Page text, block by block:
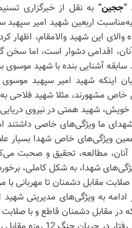
“ججین” به نقل از خبرگزاری
اربعین شهید امیر
والای این شهید والامقام،
اقدامی دشوار است، اما سخن
بنده با شهید موسوی بسیار
اینکه شهید امیر سپهبد
خاص مشهورند، مثلا شهید فلاحی
خویش، شهید همتی در نیروی
ما ویژگی‌های خاصی داشتند
ویژگی‌های خاص شهدا بسیار
آنان، مطالعه، تحقیق و صحبت
شهدا، به شکل کاملی،
مقابل دشمنان تا مهربانی با
به ویژگی‌های مدیریتی
مقابل دشمنان قاطع و با صلابت